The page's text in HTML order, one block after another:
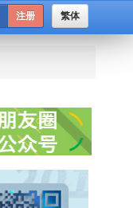
繁体
注册